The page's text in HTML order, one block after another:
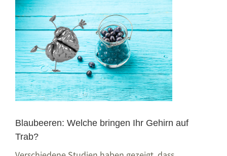
grösseres
Bild
Blaubeeren: Welche bringen Ihr Gehirn auf
Trab?